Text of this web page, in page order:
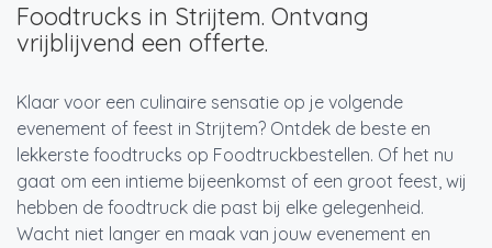
Foodtrucks in Strijtem. Ontvang
vrijblijvend een offerte.
Klaar voor een culinaire sensatie op je volgende
evenement of feest in Strijtem? Ontdek de beste en
lekkerste foodtrucks op Foodtruckbestellen. Of het nu
gaat om een intieme bijeenkomst of een groot feest, wij
hebben de foodtruck die past bij elke gelegenheid.
Wacht niet langer en maak van jouw evenement en